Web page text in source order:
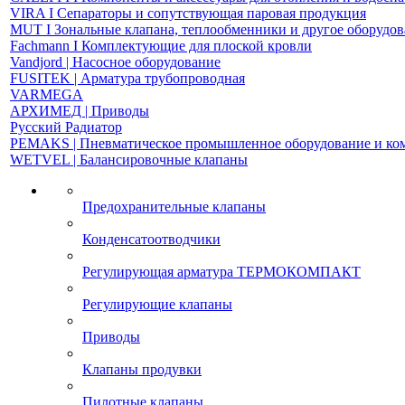
VIRA І Сепараторы и сопутствующая паровая продукция
MUT І Зональные клапана, теплообменники и другое
Fachmann І Комплектующие для плоской кровли
Vandjord | Насосное оборудование
FUSITEK | Арматура трубопроводная
VARMEGA
АРХИМЕД | Приводы
Русский Радиатор
PEMAKS | Пневматическое промышленное оборудование и
WETVEL | Балансировочные клапаны
Предохранительные клапаны
Конденсатоотводчики
Регулирующая арматура ТЕРМОКОМПАКТ
Регулирующие клапаны
Приводы
Клапаны продувки
Пилотные клапаны